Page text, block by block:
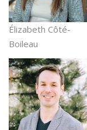
Élizabeth Côté-
Boileau